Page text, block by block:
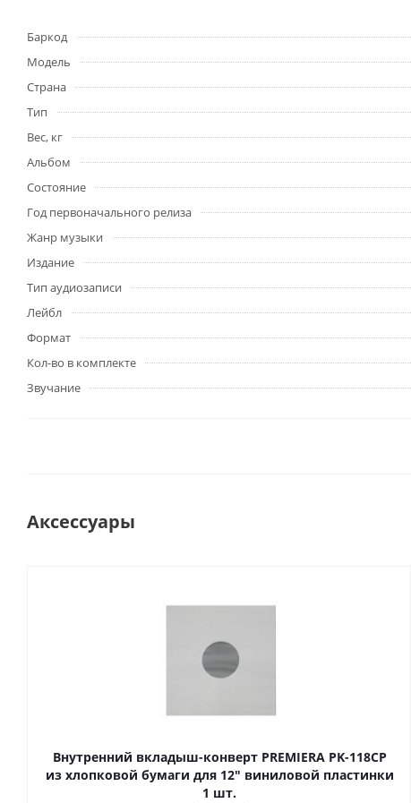
Баркод
Модель
Страна
Тип
Вес, кг
Альбом
Состояние
Год первоначального релиза
Жанр музыки
Издание
Тип аудиозаписи
Лейбл
Формат
Кол-во в комплекте
Звучание
Аксессуары
Внутренний вкладыш-конверт PREMIERA PK-118CP
из хлопковой бумаги для 12" виниловой пластинки
1 шт.